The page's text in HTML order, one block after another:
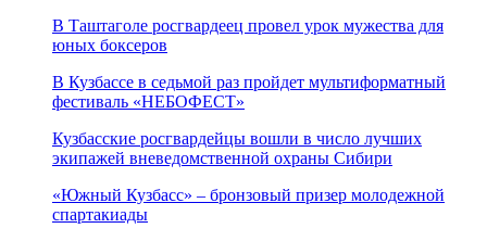
В Таштаголе росгвардеец провел урок мужества для
юных боксеров
В Кузбассе в седьмой раз пройдет мультиформатный
фестиваль «НЕБОФЕСТ»
Кузбасские росгвардейцы вошли в число лучших
экипажей вневедомственной охраны Сибири
«Южный Кузбасс» – бронзовый призер молодежной
спартакиады